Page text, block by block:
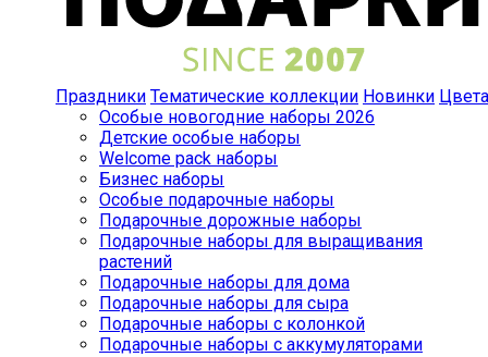
Праздники Тематические коллекции Новинки Цвета
Особые новогодние наборы 2026
Детские особые наборы
Welcome pack наборы
Бизнес наборы
Особые подарочные наборы
Подарочные дорожные наборы
Подарочные наборы для выращивания
растений
Подарочные наборы для дома
Подарочные наборы для сыра
Подарочные наборы с колонкой
Подарочные наборы с аккумуляторами